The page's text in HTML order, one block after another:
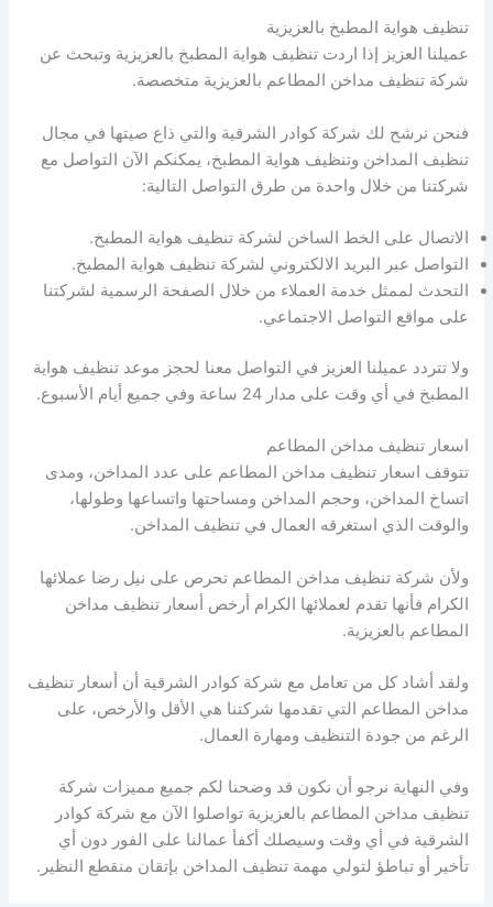
تنظيف هواية المطبخ بالعزيزية
عميلنا العزيز إذا اردت تنظيف هواية المطبخ بالعزيزية وتبحث عن
شركة تنظيف مداخن المطاعم بالعزيزية متخصصة.
فنحن نرشح لك شركة كوادر الشرقية والتي ذاع صيتها في مجال
تنظيف المداخن وتنظيف هواية المطبخ، يمكنكم الآن التواصل مع
شركتنا من خلال واحدة من طرق التواصل التالية:
الاتصال على الخط الساخن لشركة تنظيف هواية المطبخ.
التواصل عبر البريد الالكتروني لشركة تنظيف هواية المطبخ.
التحدث لممثل خدمة العملاء من خلال الصفحة الرسمية لشركتنا
على مواقع التواصل الاجتماعي.
ولا تتردد عميلنا العزيز في التواصل معنا لحجز موعد تنظيف هواية
المطبخ في أي وقت على مدار 24 ساعة وفي جميع أيام الأسبوع.
اسعار تنظيف مداخن المطاعم
تتوقف اسعار تنظيف مداخن المطاعم على عدد المداخن، ومدى
اتساخ المداخن، وحجم المداخن ومساحتها واتساعها وطولها،
والوقت الذي استغرقه العمال في تنظيف المداخن.
ولأن شركة تنظيف مداخن المطاعم تحرص على نيل رضا عملائها
الكرام فأنها تقدم لعملائها الكرام أرخص أسعار تنظيف مداخن
المطاعم بالعزيزية.
ولقد أشاد كل من تعامل مع شركة كوادر الشرقية أن أسعار تنظيف
مداخن المطاعم التي تقدمها شركتنا هي الأقل والأرخص، على
الرغم من جودة التنظيف ومهارة العمال.
وفي النهاية نرجو أن نكون قد وضحنا لكم جميع مميزات شركة
تنظيف مداخن المطاعم بالعزيزية تواصلوا الآن مع شركة كوادر
الشرقية في أي وقت وسيصلك أكفأ عمالنا على الفور دون أي
تأخير أو تباطؤ لتولي مهمة تنظيف المداخن بإتقان منقطع النظير.